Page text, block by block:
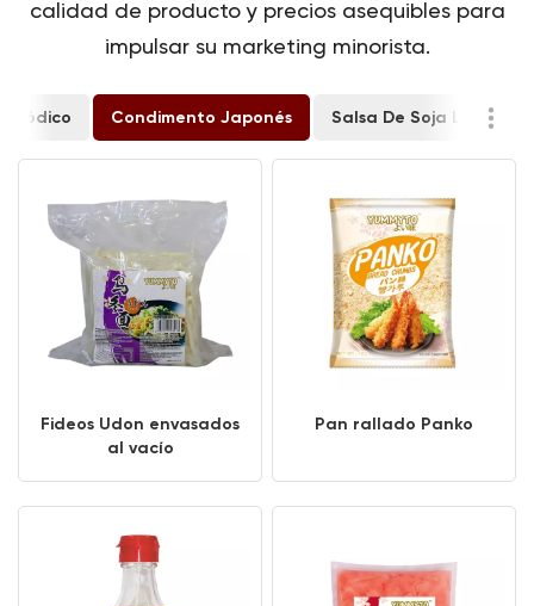
calidad de producto y precios asequibles para
impulsar su marketing minorista.
Condimento Japonés Salsa De Soja Ligera
Fideos Udon envasados
al vacío
Pan rallado Panko